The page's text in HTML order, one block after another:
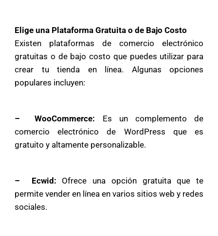
Elige una Plataforma Gratuita o de Bajo Costo
Existen plataformas de comercio electrónico
gratuitas o de bajo costo que puedes utilizar para
crear tu tienda en línea. Algunas opciones
populares incluyen:
– WooCommerce: Es un complemento de
comercio electrónico de WordPress que es
gratuito y altamente personalizable.
– Ecwid: Ofrece una opción gratuita que te
permite vender en línea en varios sitios web y redes
sociales.